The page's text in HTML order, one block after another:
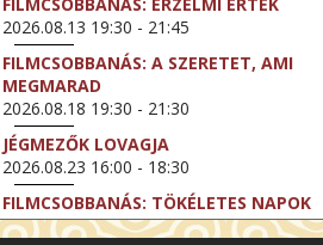
FILMCSOBBANÁS: ÉRZELMI ÉRTÉK
2026.08.13 19:30 - 21:45
FILMCSOBBANÁS: A SZERETET, AMI
MEGMARAD
2026.08.18 19:30 - 21:30
JÉGMEZŐK LOVAGJA
2026.08.23 16:00 - 18:30
FILMCSOBBANÁS: TÖKÉLETES NAPOK
2026.08.25 19:30 - 21:45